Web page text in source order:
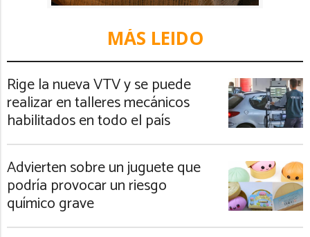
MÁS LEIDO
Rige la nueva VTV y se puede
realizar en talleres mecánicos
habilitados en todo el país
Advierten sobre un juguete que
podría provocar un riesgo
químico grave